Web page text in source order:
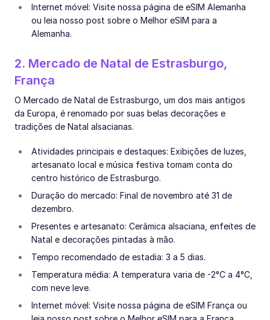
Internet móvel: Visite nossa página de eSIM Alemanha
ou leia nosso post sobre o Melhor eSIM para a
Alemanha.
2. Mercado de Natal de Estrasburgo,
França
O Mercado de Natal de Estrasburgo, um dos mais antigos
da Europa, é renomado por suas belas decorações e
tradições de Natal alsacianas.
Atividades principais e destaques: Exibições de luzes,
artesanato local e música festiva tomam conta do
centro histórico de Estrasburgo.
Duração do mercado: Final de novembro até 31 de
dezembro.
Presentes e artesanato: Cerâmica alsaciana, enfeites de
Natal e decorações pintadas à mão.
Tempo recomendado de estadia: 3 a 5 dias.
Temperatura média: A temperatura varia de -2°C a 4°C,
com neve leve.
Internet móvel: Visite nossa página de eSIM França ou